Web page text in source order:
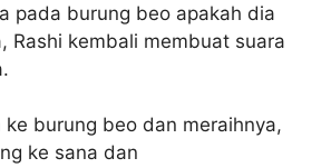
pada burung beo apakah dia
Rashi kembali membuat suara
ke burung beo dan meraihnya,
ke sana dan